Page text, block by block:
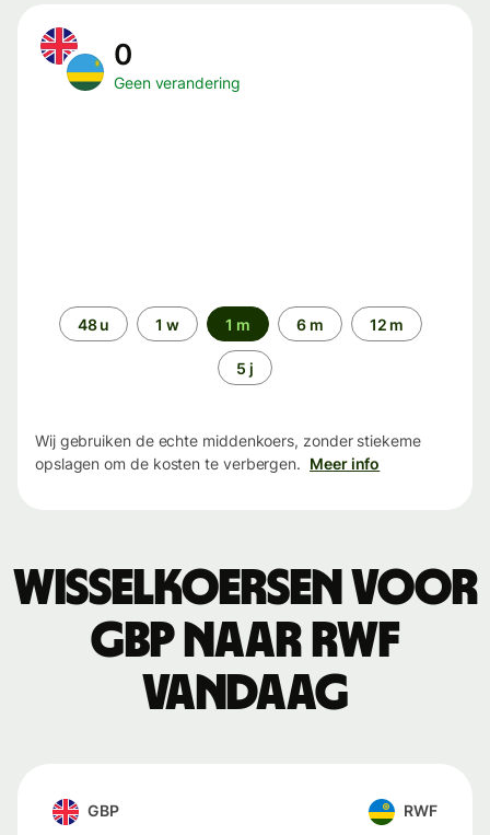
0
Geen verandering
Periode48 u 1 w 1 m 6 m 12 m
5 j
Wij gebruiken de echte middenkoers, zonder stiekeme
opslagen om de kosten te verbergen. Meer info
Wisselkoersen voor
GBP naar RWF
vandaag
GBP RWF